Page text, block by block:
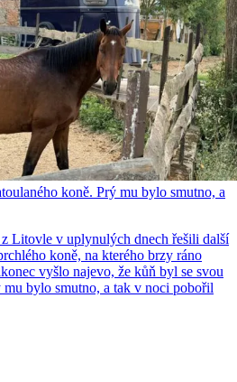
koně. Prý mu bylo smutno, a
Litovle v uplynulých dnech řešili další
koně, na kterého brzy ráno
vyšlo najevo, že kůň byl se svou
bylo smutno, a tak v noci pobořil